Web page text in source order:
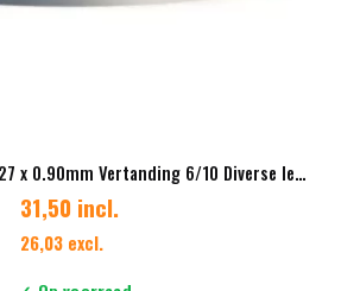
Eggenberg Lintzaag 27 x 0.90mm Vertanding 6/10 Diverse lengtes
31,50 incl.
26,03 excl.